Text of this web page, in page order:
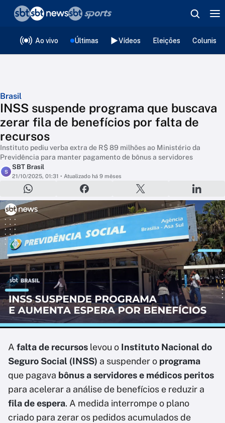
Ao vivo Últimas Vídeos Eleições
Brasil
INSS suspende programa que buscava
zerar fila de benefícios por falta de
recursos
Instituto pediu verba extra de R$ 89 milhões ao Ministério da
Previdência para manter pagamento de bônus a servidores
S
SBT Brasil
21/10/2025, 01:31 • Atualizado há 9 mêses
A falta de recursos levou o Instituto Nacional do
Seguro Social (INSS) a suspender o programa
que pagava bônus a servidores e médicos peritos
para acelerar a análise de benefícios e reduzir a
fila de espera. A medida interrompe o plano
criado para zerar os pedidos acumulados de
❮voltar
Editorias